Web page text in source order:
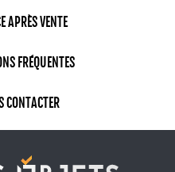
APRÈS VENTE
FRÉQUENTES
CONTACTER